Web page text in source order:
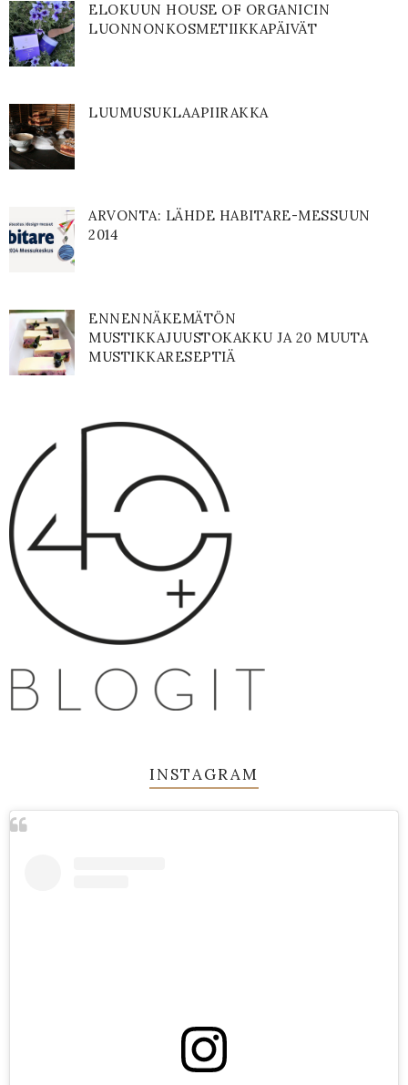
ELOKUUN HOUSE OF ORGANICIN
LUONNONKOSMETIIKKAPÄIVÄT
LUUMUSUKLAAPIIRAKKA
ARVONTA: LÄHDE HABITARE-MESSUUN
2014
ENNENNÄKEMÄTÖN
MUSTIKKAJUUSTOKAKKU JA 20 MUUTA
MUSTIKKARESEPTIÄ
INSTAGRAM